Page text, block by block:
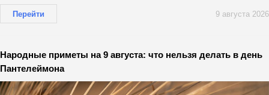
Перейти 9 августа 2026
Народные приметы на 9 августа: что нельзя делать в день
Пантелеймона